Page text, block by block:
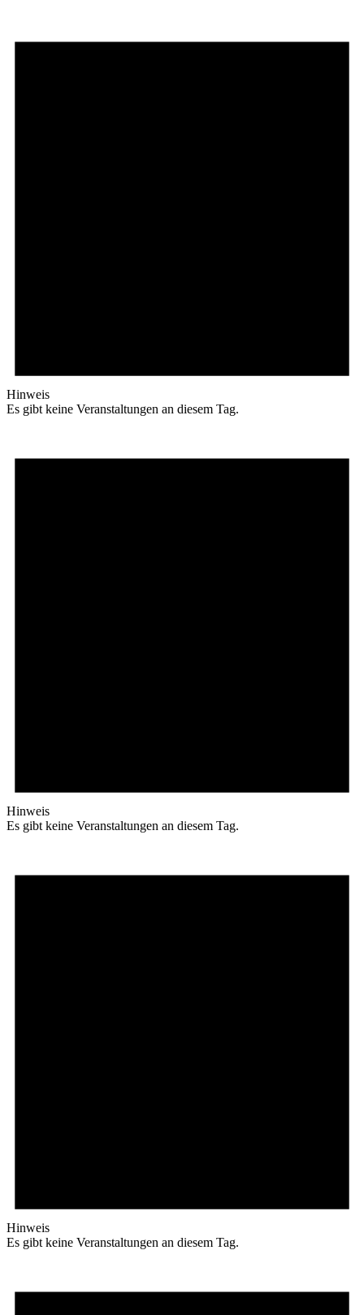
Hinweis
Es gibt keine Veranstaltungen an diesem Tag.
Hinweis
Es gibt keine Veranstaltungen an diesem Tag.
Hinweis
Es gibt keine Veranstaltungen an diesem Tag.